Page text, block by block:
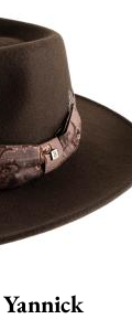
Yannick